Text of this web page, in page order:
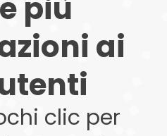
più
ai
clic per